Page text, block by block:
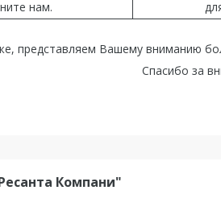
нам.
представляем Вашему вниманию
Спасибо за
Компани"